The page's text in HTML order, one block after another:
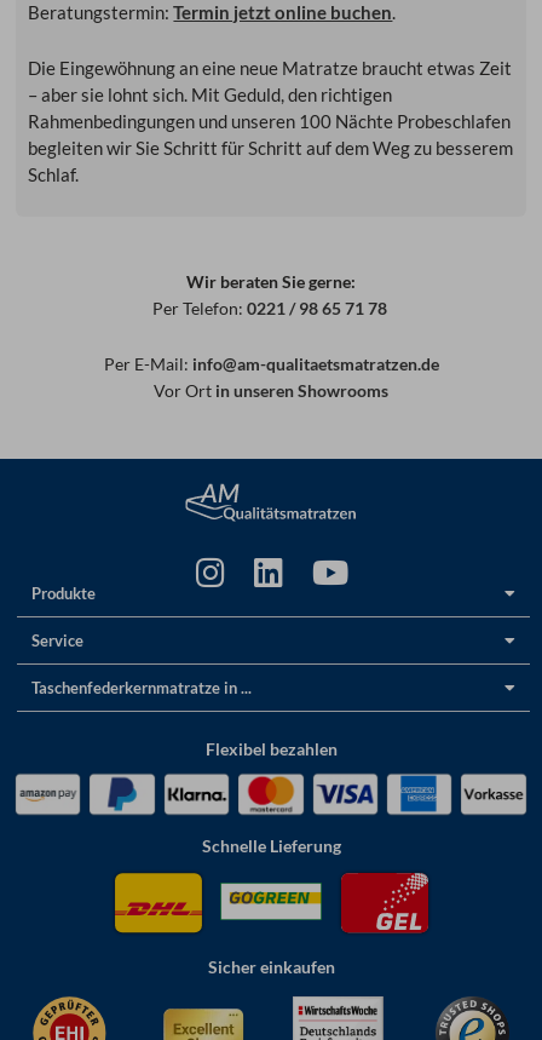
Beratungstermin:Termin jetzt online buchen.
Die Eingewöhnung an eine neue Matratze braucht etwas Zeit
– aber sie lohnt sich. Mit Geduld, den richtigen
Rahmenbedingungen und unseren 100 Nächte Probeschlafen
begleiten wir Sie Schritt für Schritt auf dem Weg zu besserem
Schlaf.
Wir beraten Sie gerne:
Per Telefon: 0221 / 98 65 71 78
Per E-Mail: info@am-qualitaetsmatratzen.de
Vor Ort in unseren Showrooms
Produkte
Service
Taschenfederkernmatratze in ...
Flexibel bezahlen
Schnelle Lieferung
Sicher einkaufen